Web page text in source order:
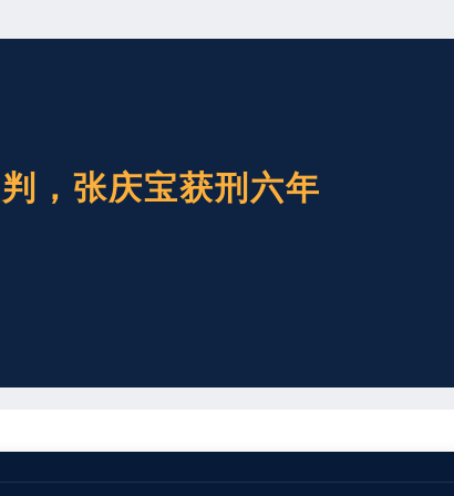
，张庆宝获刑六年
张庆宝失火一案，以失火罪判处被告人张庆宝有期徒